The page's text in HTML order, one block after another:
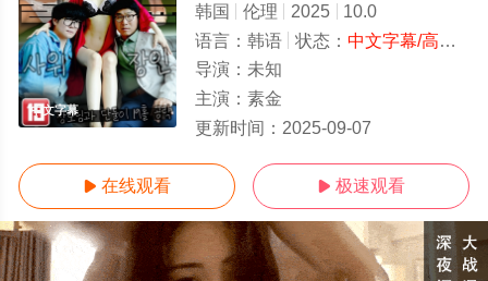
中文字幕
韩国 伦理 2025
10.0
语言： 韩语 状态： 中文字幕/高清
导演： 未知
主演： 素金
更新时间： 2025-09-07
 在线观看  极速观看